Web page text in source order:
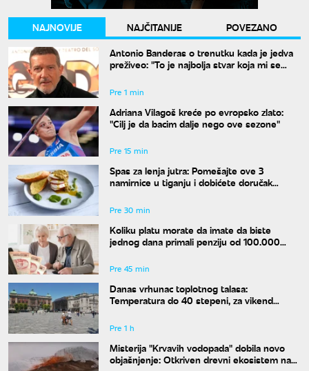
NAJNOVIJE NAJČITANIJE
POVEZANO
Antonio Banderas o trenutku kada je jedva
preživeo: "To je najbolja stvar koja mi se
Pre 1 min
Adriana Vilagoš kreće po evropsko zlato:
"Cilj je da bacim dalje nego ove sezone"
Pre 15 min
Spas za lenja jutra: Pomešajte ove 3
namirnice u tiganju i dobićete doručak
Pre 30 min
Koliku platu morate da imate da biste
jednog dana primali penziju od 100.000
Pre 45 min
Danas vrhunac toplotnog talasa:
Temperatura do 40 stepeni, za vikend
Pre 1 h
Misterija "Krvavih vodopada" dobila novo
objašnjenje: Otkriven drevni ekosistem na